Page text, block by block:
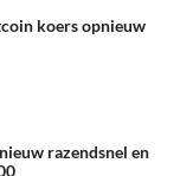
koers opnieuw
razendsnel en